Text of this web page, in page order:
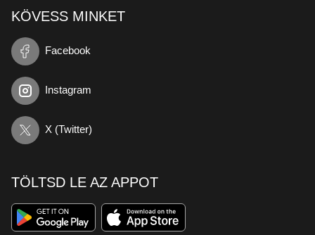
KÖVESS MINKET
Facebook
Instagram
X (Twitter)
TÖLTSD LE AZ APPOT